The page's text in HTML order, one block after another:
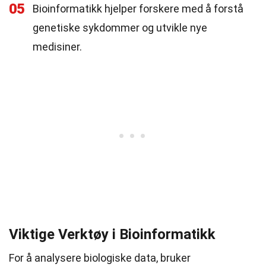
05
Bioinformatikk hjelper forskere med å forstå
genetiske sykdommer og utvikle nye
medisiner.
Viktige Verktøy i Bioinformatikk
For å analysere biologiske data, bruker